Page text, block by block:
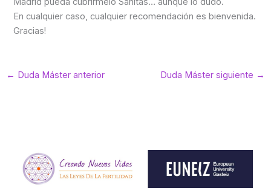
En cualquier caso, cualquier recomendación es bienvenida.
Gracias!
← Duda Máster anterior Duda Máster siguiente →